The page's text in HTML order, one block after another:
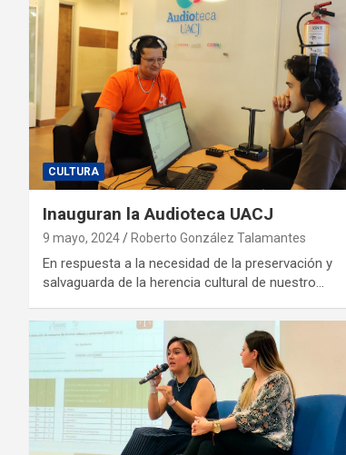
CULTURA
Inauguran la Audioteca UACJ
9 mayo, 2024 Roberto González Talamantes
En respuesta a la necesidad de la preservación y
salvaguarda de la herencia cultural de nuestro…